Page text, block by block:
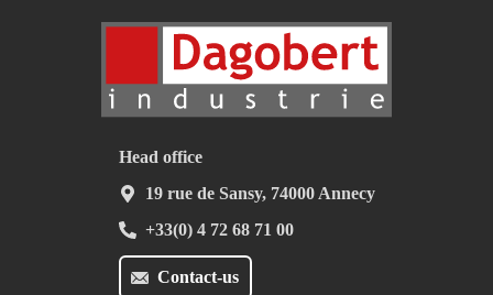
Contact-us
Head office
19 rue de Sansy, 74000 Annecy
+33(0) 4 72 68 71 00